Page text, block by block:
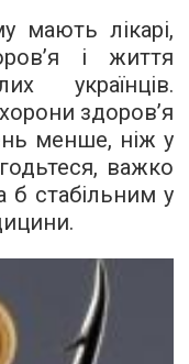
мають лікарі,
і життя
українців.
здоров’я
менше, ніж у
важко
б стабільним у